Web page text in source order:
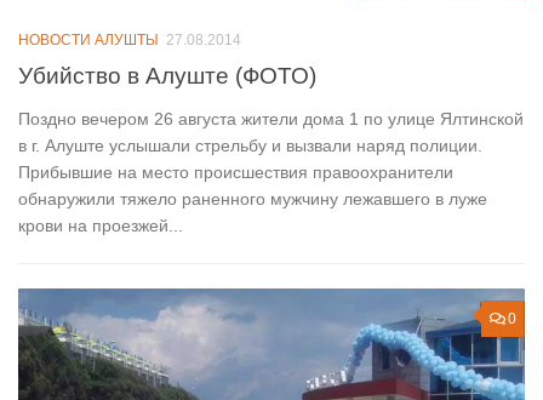
НОВОСТИ АЛУШТЫ 27.08.2014
Убийство в Алуште (ФОТО)
Поздно вечером 26 августа жители дома 1 по улице Ялтинской
в г. Алуште услышали стрельбу и вызвали наряд полиции.
Прибывшие на место происшествия правоохранители
обнаружили тяжело раненного мужчину лежавшего в луже
крови на проезжей...
0